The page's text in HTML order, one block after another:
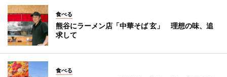
食べる
熊谷にラーメン店「中華そば 玄」 理想の味、追
求して
食べる